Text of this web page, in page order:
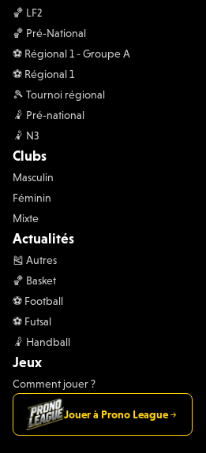
🏀 LF2
🏀 Pré-National
⚽️ Régional 1 - Groupe A
⚽️ Régional 1
🎾 Tournoi régional
🤾 Pré-national
🤾 N3
Clubs
Masculin
Féminin
Mixte
Actualités
🎽 Autres
🏀 Basket
⚽️ Football
⚽️ Futsal
🤾 Handball
Jeux
Comment jouer ?
Jouer à Prono League